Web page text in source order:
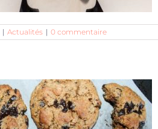
| Actualités | 0 commentaire